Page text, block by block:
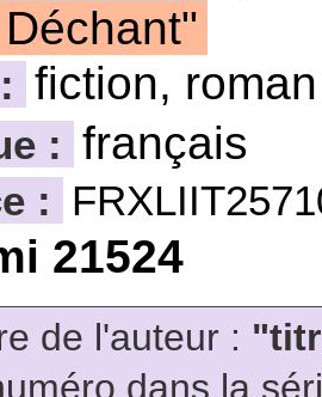
fiction, roman
: français
:
21524
de l'auteur :
dans la